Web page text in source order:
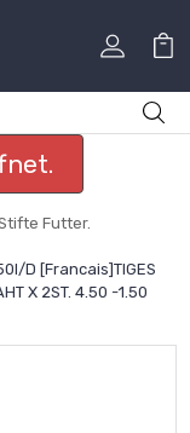
Futter.
D [Francais]TIGES
X 2ST. 4.50 -1.50